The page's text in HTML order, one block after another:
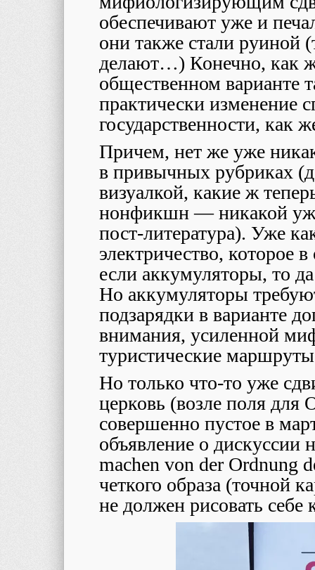
обеспечивают уже и
они также стали руиной
делают…) Конечно, как
общественном варианте
практически изменение
государственности, как
Причем, нет же уже
в привычных рубриках
визуалкой, какие ж
нонфикшн ― никакой
пост-литература). Уже
электричество, которое
если аккумуляторы, то
Но аккумуляторы
подзарядки в варианте
внимания, усиленной
туристические
Но только что-то уже
церковь (возле поля
совершенно пустое в
объявление о
machen von der Ordnung
четкого образа (точной
не должен рисовать